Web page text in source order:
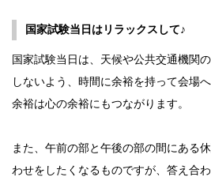
国家試験当日はリラックスして♪
国家試験当日は、天候や公共交通機関
しないよう、時間に余裕を持って会場
余裕は心の余裕にもつながります。
また、午前の部と午後の部の間にある
わせをしたくなるものですが、答え合